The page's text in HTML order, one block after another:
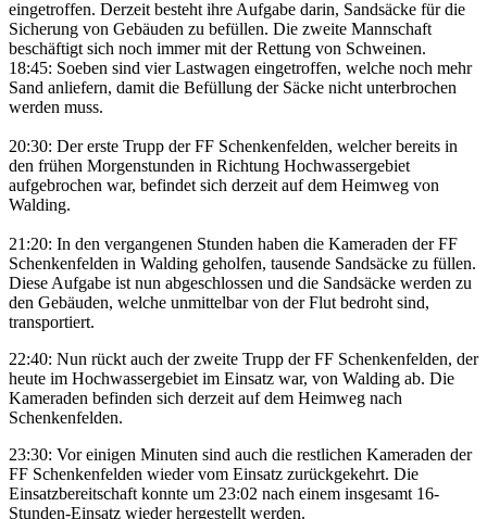
eingetroffen. Derzeit besteht ihre Aufgabe darin, Sandsäcke für die
Sicherung von Gebäuden zu befüllen. Die zweite Mannschaft
beschäftigt sich noch immer mit der Rettung von Schweinen.
18:45: Soeben sind vier Lastwagen eingetroffen, welche noch mehr
Sand anliefern, damit die Befüllung der Säcke nicht unterbrochen
werden muss.
20:30: Der erste Trupp der FF Schenkenfelden, welcher bereits in
den frühen Morgenstunden in Richtung Hochwassergebiet
aufgebrochen war, befindet sich derzeit auf dem Heimweg von
Walding.
21:20: In den vergangenen Stunden haben die Kameraden der FF
Schenkenfelden in Walding geholfen, tausende Sandsäcke zu füllen.
Diese Aufgabe ist nun abgeschlossen und die Sandsäcke werden zu
den Gebäuden, welche unmittelbar von der Flut bedroht sind,
transportiert.
22:40: Nun rückt auch der zweite Trupp der FF Schenkenfelden, der
heute im Hochwassergebiet im Einsatz war, von Walding ab. Die
Kameraden befinden sich derzeit auf dem Heimweg nach
Schenkenfelden.
23:30: Vor einigen Minuten sind auch die restlichen Kameraden der
FF Schenkenfelden wieder vom Einsatz zurückgekehrt. Die
Einsatzbereitschaft konnte um 23:02 nach einem insgesamt 16-
Stunden-Einsatz wieder hergestellt werden.